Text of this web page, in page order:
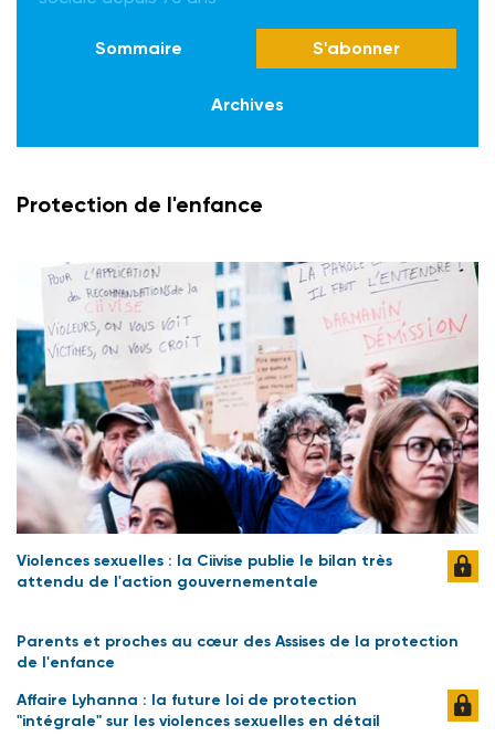
Sommaire S'abonner
Archives
Protection de l'enfance
Violences sexuelles : la Ciivise publie le bilan très
attendu de l'action gouvernementale
Parents et proches au cœur des Assises de la protection
de l'enfance
Affaire Lyhanna : la future loi de protection
"intégrale" sur les violences sexuelles en détail